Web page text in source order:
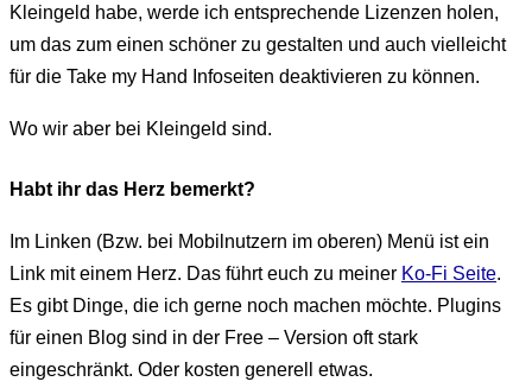
Kleingeld habe, werde ich entsprechende Lizenzen holen,
um das zum einen schöner zu gestalten und auch vielleicht
für die Take my Hand Infoseiten deaktivieren zu können.
Wo wir aber bei Kleingeld sind.
Habt ihr das Herz bemerkt?
Im Linken (Bzw. bei Mobilnutzern im oberen) Menü ist ein
Link mit einem Herz. Das führt euch zu meiner Ko-Fi Seite.
Es gibt Dinge, die ich gerne noch machen möchte. Plugins
für einen Blog sind in der Free – Version oft stark
eingeschränkt. Oder kosten generell etwas.